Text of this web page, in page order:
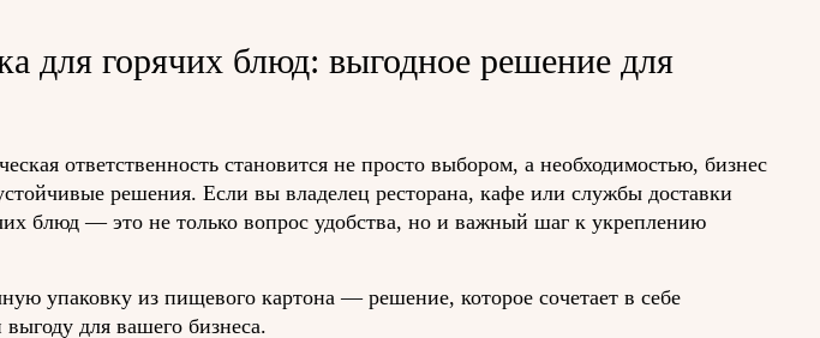
для горячих блюд: выгодное решение для
ответственность становится не просто выбором, а необходимостью, бизнес
решения. Если вы владелец ресторана, кафе или службы доставки
блюд — это не только вопрос удобства, но и важный шаг к укреплению
упаковку из пищевого картона — решение, которое сочетает в себе
для вашего бизнеса.